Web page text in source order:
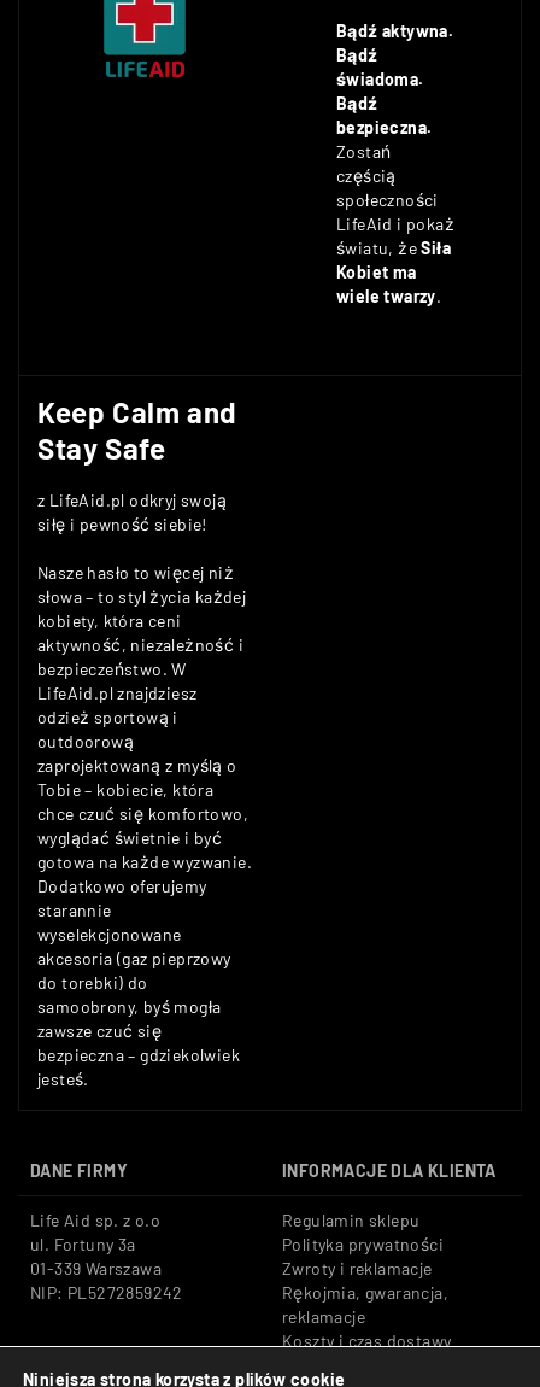
Bądź aktywna.
Bądź
świadoma.
Bądź
bezpieczna.
Zostań
częścią
społeczności
LifeAid i pokaż
światu, żeSiła
Kobiet ma
wiele twarzy.
Keep Calm and
Stay Safe
z LifeAid.pl odkryj swoją
siłę i pewność siebie!
Nasze hasło to więcej niż
słowa – to styl życia każdej
kobiety, która ceni
aktywność, niezależność i
bezpieczeństwo. W
LifeAid.pl znajdziesz
odzież sportową i
outdoorową
zaprojektowaną z myślą o
Tobie – kobiecie, która
chce czuć się komfortowo,
wyglądać świetnie i być
gotowa na każde wyzwanie.
Dodatkowo oferujemy
starannie
wyselekcjonowane
akcesoria (gaz pieprzowy
do torebki) do
samoobrony, byś mogła
zawsze czuć się
bezpieczna – gdziekolwiek
jesteś.
DANE FIRMY INFORMACJE DLA KLIENTA
Life Aid sp. z o.o
ul. Fortuny 3a
01-339 Warszawa
NIP: PL5272859242
Regulamin sklepu
Polityka prywatności
Zwroty i reklamacje
Rękojmia, gwarancja,
reklamacje
Koszty i czas dostawy
Niniejsza strona korzysta z plików cookie